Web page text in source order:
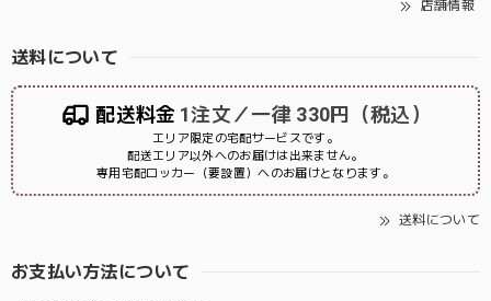
店舗情報
送料について
配送料金 1注文／一律 330円（税込）
エリア限定の宅配サービスです。
配送エリア以外へのお届けは出来ません。
専用宅配ロッカー（要設置）へのお届けとなります。
送料について
お支払い方法について